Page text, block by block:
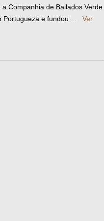
Companhia de Bailados Verde
Portugueza e fundou
Ver